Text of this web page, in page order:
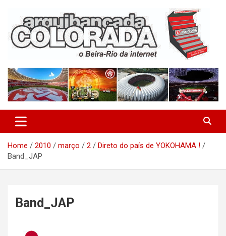
content
Arquibancada Colorada
Home 2010 março 2
Direto do país de YOKOHAMA !
Band_JAP
Band_JAP